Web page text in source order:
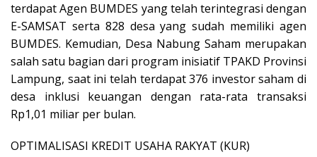
terdapat Agen BUMDES yang telah terintegrasi dengan
E-SAMSAT serta 828 desa yang sudah memiliki agen
BUMDES. Kemudian, Desa Nabung Saham merupakan
salah satu bagian dari program inisiatif TPAKD Provinsi
Lampung, saat ini telah terdapat 376 investor saham di
desa inklusi keuangan dengan rata-rata transaksi
Rp1,01 miliar per bulan.
OPTIMALISASI KREDIT USAHA RAKYAT (KUR)